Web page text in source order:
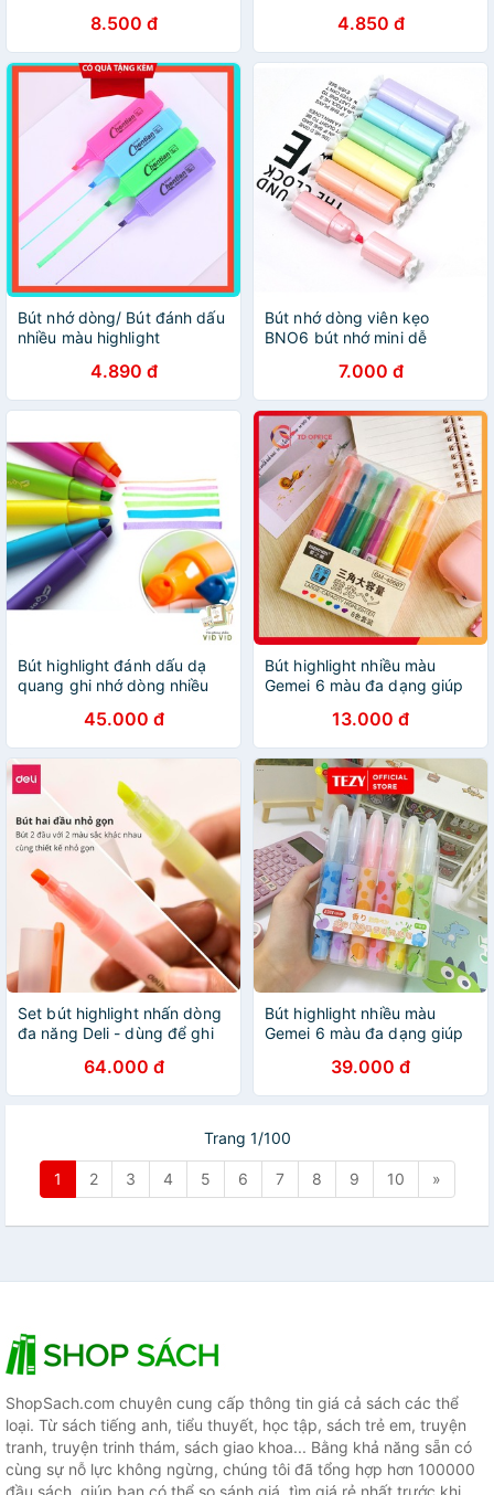
8.500 đ 4.850 đ
Bút nhớ dòng/ Bút đánh dấu
nhiều màu highlight
4.890 đ
Bút nhớ dòng viên kẹo
BNO6 bút nhớ mini dễ
7.000 đ
Bút highlight đánh dấu dạ
quang ghi nhớ dòng nhiều
45.000 đ
Bút highlight nhiều màu
Gemei 6 màu đa dạng giúp
TZ162116HN13.000 đ
Set bút highlight nhấn dòng
đa năng Deli - dùng để ghi
64.000 đ
Bút highlight nhiều màu
Gemei 6 màu đa dạng giúp
TZ162116HN39.000 đ
Trang 1/100
1 2 3 4 5 6 7 8 9 10 »
ShopSach.com chuyên cung cấp thông tin giá cả sách các thể
loại. Từ sách tiếng anh, tiểu thuyết, học tập, sách trẻ em, truyện
tranh, truyện trinh thám, sách giao khoa... Bằng khả năng sẵn có
cùng sự nỗ lực không ngừng, chúng tôi đã tổng hợp hơn 100000
đầu sách, giúp bạn có thể so sánh giá, tìm giá rẻ nhất trước khi